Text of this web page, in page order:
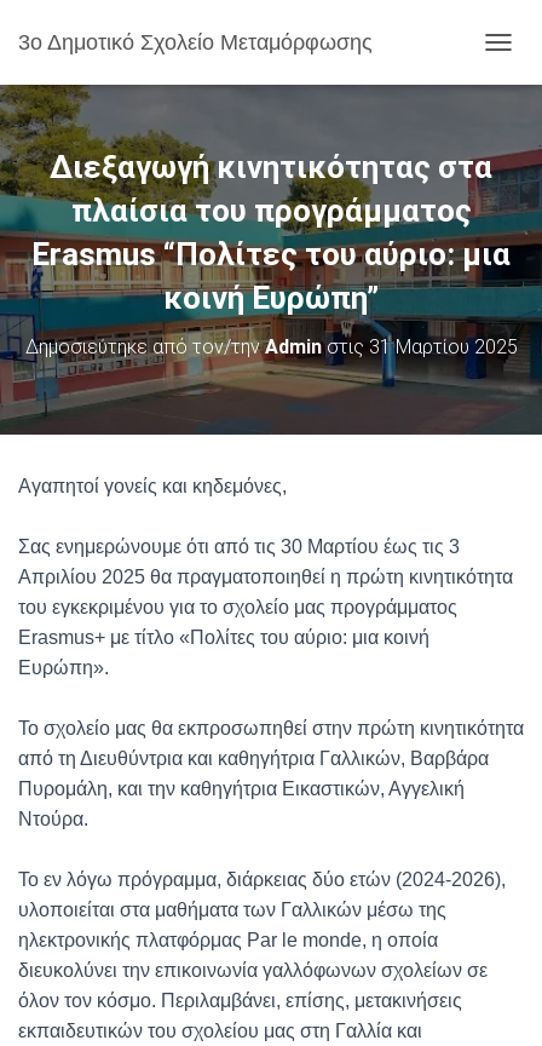
3ο Δημοτικό Σχολείο Μεταμόρφωσης
Ν
Λ
Α
Π
Λ
Ο
Ή
Γ
Η
Σ
Διεξαγωγή κινητικότητας στα
πλαίσια του προγράμματος
Erasmus “Πολίτες του αύριο: μια
κοινή Ευρώπη”
Δημοσιεύτηκε από τον/τηνAdminστις 31 Μαρτίου 2025
Αγαπητοί γονείς και κηδεμόνες,
Σας ενημερώνουμε ότι από τις 30 Μαρτίου έως τις 3
Απριλίου 2025 θα πραγματοποιηθεί η πρώτη κινητικότητα
του εγκεκριμένου για το σχολείο μας προγράμματος
Erasmus+ με τίτλο «Πολίτες του αύριο: μια κοινή
Ευρώπη».
Το σχολείο μας θα εκπροσωπηθεί στην πρώτη κινητικότητα
από τη Διευθύντρια και καθηγήτρια Γαλλικών, Βαρβάρα
Πυρομάλη, και την καθηγήτρια Εικαστικών, Αγγελική
Ντούρα.
Το εν λόγω πρόγραμμα, διάρκειας δύο ετών (2024-2026),
υλοποιείται στα μαθήματα των Γαλλικών μέσω της
ηλεκτρονικής πλατφόρμας Par le monde, η οποία
διευκολύνει την επικοινωνία γαλλόφωνων σχολείων σε
όλον τον κόσμο. Περιλαμβάνει, επίσης, μετακινήσεις
εκπαιδευτικών του σχολείου μας στη Γαλλία και